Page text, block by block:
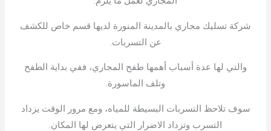
شركة تسليك مجاري بالمدينة المنورة لديها قسم خاص للكشف
عن التسربات.
والتي لها عدة أسباب أهمها طفح المجاري، ففي بداية الطفح
وتلف الماسورة.
سوف تلاحظ التسربات البسيطة للمياه، ومع مرور الوقت يزداد
التسرب وتزداد الاضرار التي يتعرض لها المكان.